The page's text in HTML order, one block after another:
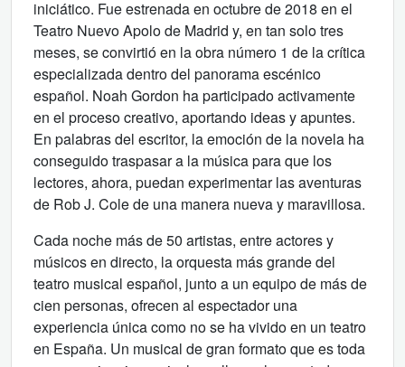
iniciático. Fue estrenada en octubre de 2018 en el
Teatro Nuevo Apolo de Madrid y, en tan solo tres
meses, se convirtió en la obra número 1 de la crítica
especializada dentro del panorama escénico
español. Noah Gordon ha participado activamente
en el proceso creativo, aportando ideas y apuntes.
En palabras del escritor, la emoción de la novela ha
conseguido traspasar a la música para que los
lectores, ahora, puedan experimentar las aventuras
de Rob J. Cole de una manera nueva y maravillosa.
Cada noche más de 50 artistas, entre actores y
músicos en directo, la orquesta más grande del
teatro musical español, junto a un equipo de más de
cien personas, ofrecen al espectador una
experiencia única como no se ha vivido en un teatro
en España. Un musical de gran formato que es toda